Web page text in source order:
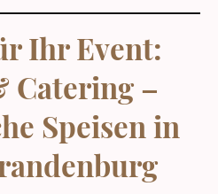
Ihr Event:
Catering –
Speisen in